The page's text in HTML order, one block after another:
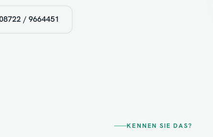
/ 9664451
KENNEN SIE DAS?